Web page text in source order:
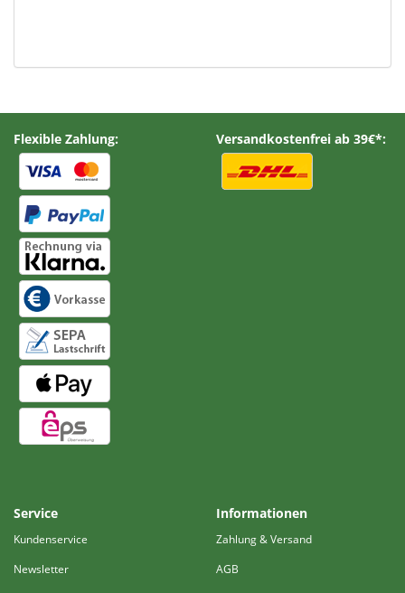
Flexible Zahlung: Versandkostenfrei ab 39€*:
Service
Kundenservice
Newsletter
Informationen
Zahlung & Versand
AGB